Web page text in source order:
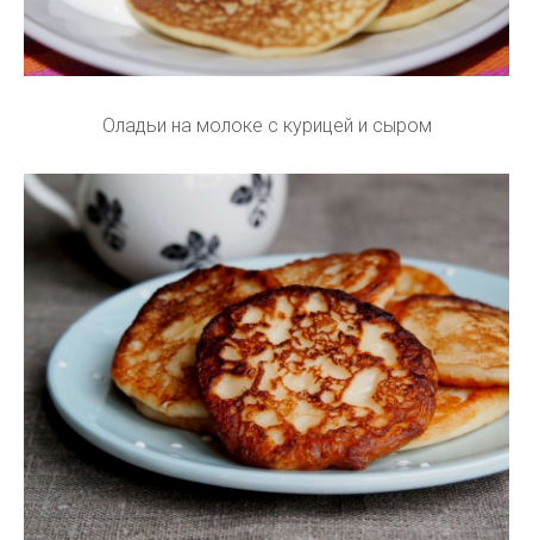
Оладьи на молоке с курицей и сыром